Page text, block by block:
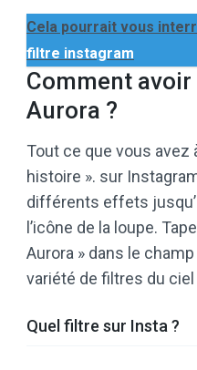
Cela pourrait vous
filtre instagram
Comment
Aurora ?
Tout ce que vous avez
histoire ». sur
différents effets
l’icône de la loupe.
Aurora » dans le
variété de filtres du ciel
Quel filtre sur Insta ?